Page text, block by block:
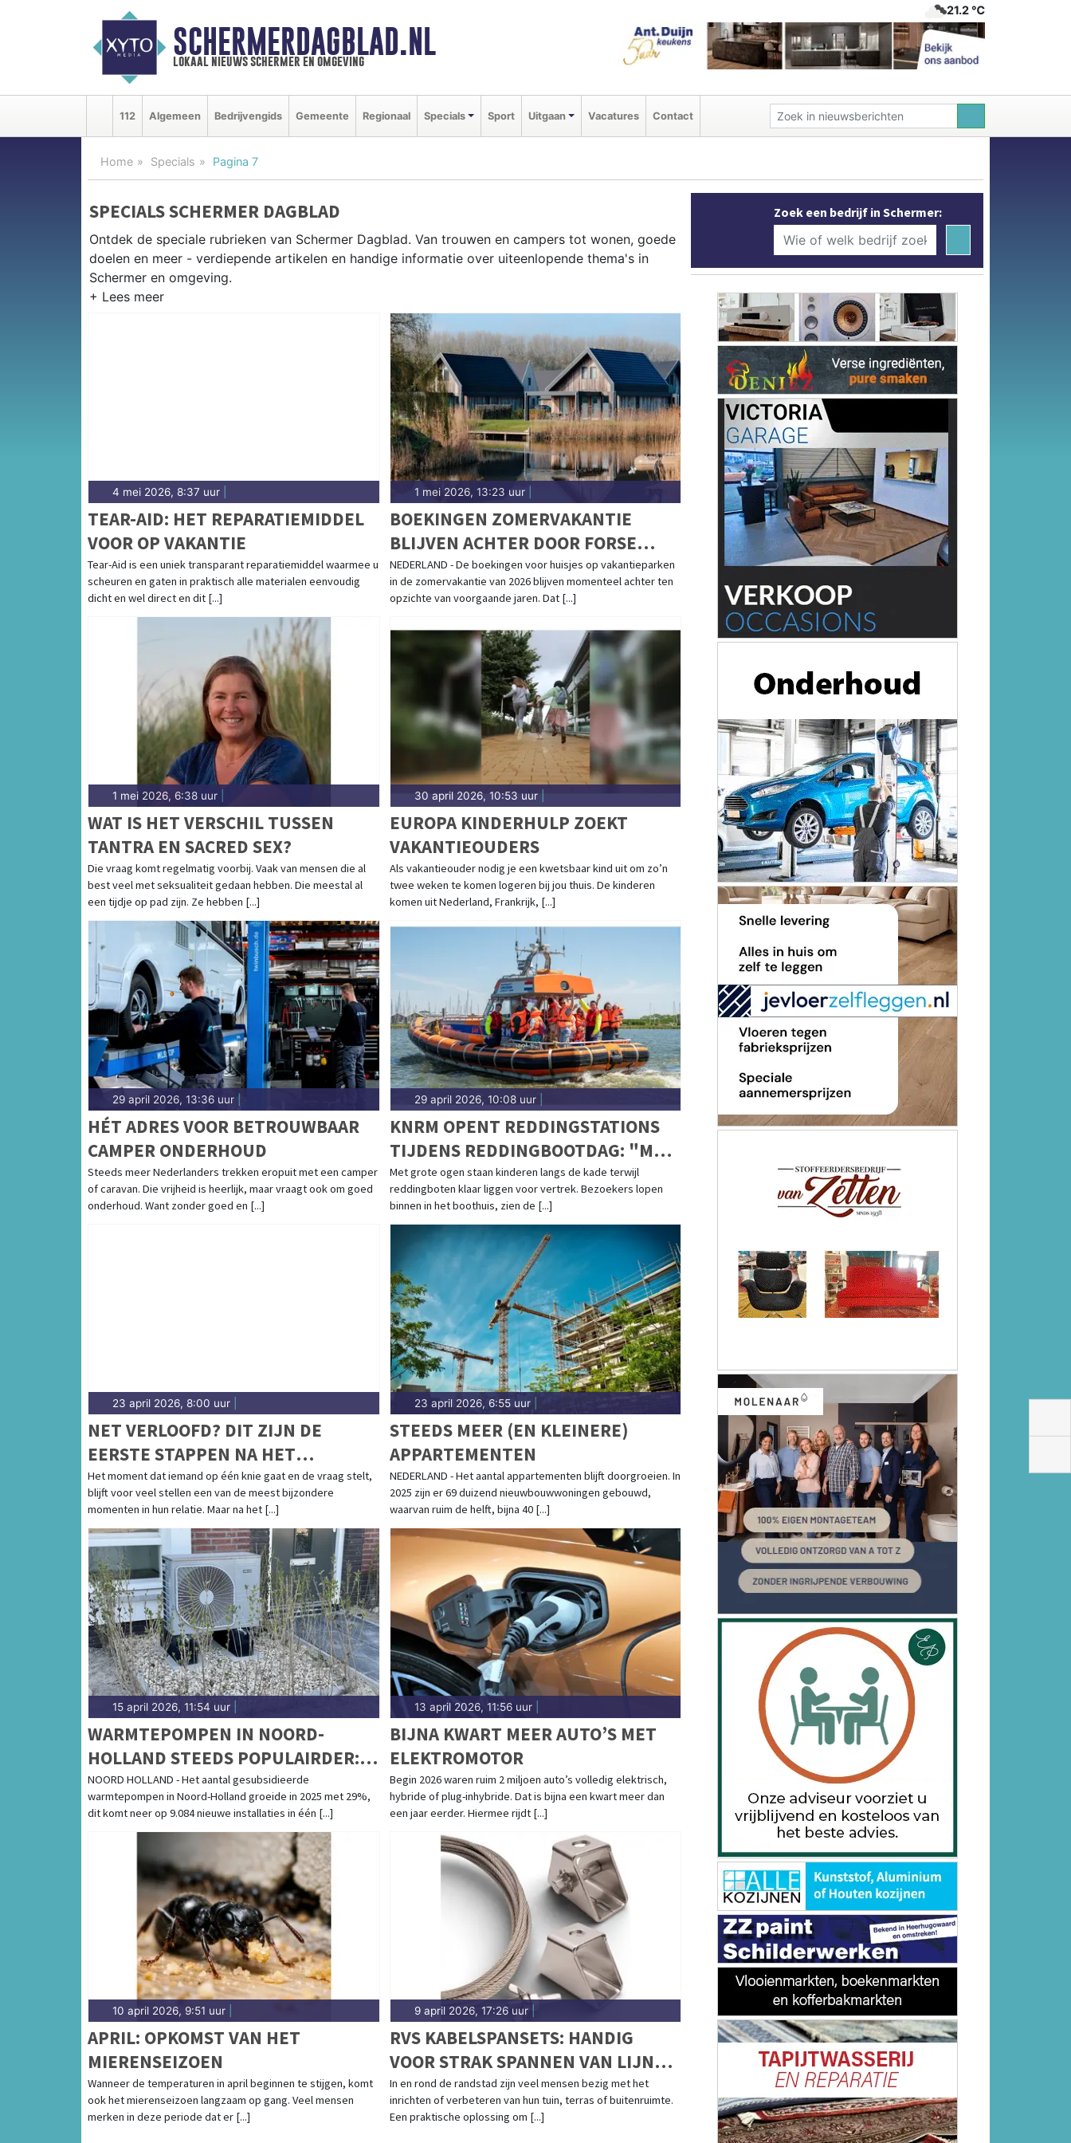
SCHERMERDAGBLAD.NL
lokaal nieuws schermer en omgeving
21.2 ℃
112 Algemeen Bedrijvengids Gemeente Regionaal Specials Sport Uitgaan Vacatures Contact
Home Specials Pagina 7
SPECIALS SCHERMER DAGBLAD
Ontdek de speciale rubrieken van Schermer Dagblad. Van trouwen en campers tot wonen, goede
doelen en meer - verdiepende artikelen en handige informatie over uiteenlopende thema's in
Schermer en omgeving.
4 mei 2026, 8:37 uur
TEAR-AID: HET REPARATIEMIDDEL
VOOR OP VAKANTIE
Tear-Aid is een uniek transparant reparatiemiddel waarmee u
scheuren en gaten in praktisch alle materialen eenvoudig
dicht en wel direct en dit [...]
1 mei 2026, 13:23 uur|
BOEKINGEN ZOMERVAKANTIE
BLIJVEN ACHTER DOOR FORSE
PRIJZEN – LAST-MINUTE EXPLOSIE
VERWACHT
NEDERLAND - De boekingen voor huisjes op vakantieparken
in de zomervakantie van 2026 blijven momenteel achter ten
opzichte van voorgaande jaren. Dat [...]
1 mei 2026, 6:38 uur
WAT IS HET VERSCHIL TUSSEN
TANTRA EN SACRED SEX?
Die vraag komt regelmatig voorbij. Vaak van mensen die al
best veel met seksualiteit gedaan hebben. Die meestal al
een tijdje op pad zijn. Ze hebben [...]
30 april 2026, 10:53 uur|
EUROPA KINDERHULP ZOEKT
VAKANTIEOUDERS
Als vakantieouder nodig je een kwetsbaar kind uit om zo’n
twee weken te komen logeren bij jou thuis. De kinderen
komen uit Nederland, Frankrijk, [...]
29 april 2026, 13:36 uur
HÉT ADRES VOOR BETROUWBAAR
CAMPER ONDERHOUD
Steeds meer Nederlanders trekken eropuit met een camper
of caravan. Die vrijheid is heerlijk, maar vraagt ook om goed
onderhoud. Want zonder goed en [...]
29 april 2026, 10:08 uur|
KNRM OPENT REDDINGSTATIONS
TIJDENS REDDINGBOOTDAG: "MET
DIE BOOT OVER DE GOLVEN, DAT
VERGEET JE NOOIT MEER"
Met grote ogen staan kinderen langs de kade terwijl
reddingboten klaar liggen voor vertrek. Bezoekers lopen
binnen in het boothuis, zien de [...]
23 april 2026, 8:00 uur
NET VERLOOFD? DIT ZIJN DE
EERSTE STAPPEN NA HET
HUWELIJKSAANZOEK
Het moment dat iemand op één knie gaat en de vraag stelt,
blijft voor veel stellen een van de meest bijzondere
momenten in hun relatie. Maar na het [...]
23 april 2026, 6:55 uur|
STEEDS MEER (EN KLEINERE)
APPARTEMENTEN
NEDERLAND - Het aantal appartementen blijft doorgroeien. In
2025 zijn er 69 duizend nieuwbouwwoningen gebouwd,
waarvan ruim de helft, bijna 40 [...]
15 april 2026, 11:54 uur
WARMTEPOMPEN IN NOORD-
HOLLAND STEEDS POPULAIRDER:
29% GROEI IN 2025
NOORD HOLLAND - Het aantal gesubsidieerde
warmtepompen in Noord-Holland groeide in 2025 met 29%,
dit komt neer op 9.084 nieuwe installaties in één [...]
13 april 2026, 11:56 uur|
BIJNA KWART MEER AUTO’S MET
ELEKTROMOTOR
Begin 2026 waren ruim 2 miljoen auto’s volledig elektrisch,
hybride of plug-inhybride. Dat is bijna een kwart meer dan
een jaar eerder. Hiermee rijdt [...]
10 april 2026, 9:51 uur
APRIL: OPKOMST VAN HET
MIERENSEIZOEN
Wanneer de temperaturen in april beginnen te stijgen, komt
ook het mierenseizoen langzaam op gang. Veel mensen
merken in deze periode dat er [...]
9 april 2026, 17:26 uur|
RVS KABELSPANSETS: HANDIG
VOOR STRAK SPANNEN VAN LIJNEN
AAN LAND
In en rond de randstad zijn veel mensen bezig met het
inrichten of verbeteren van hun tuin, terras of buitenruimte.
Een praktische oplossing om [...]
Zoek een bedrijf in Schermer: